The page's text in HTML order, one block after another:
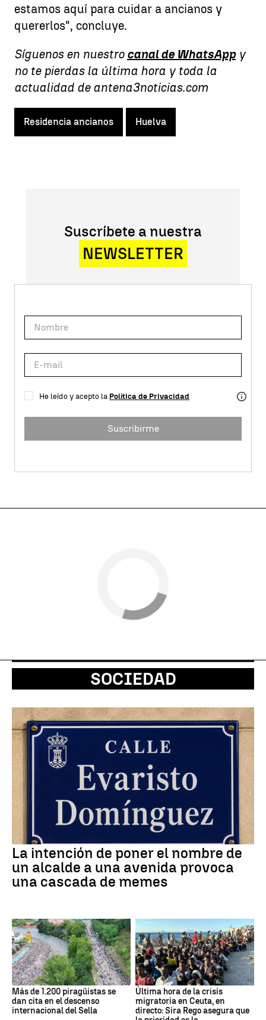
estamos aquí para cuidar a ancianos y
quererlos", concluye.
Síguenos en nuestro canal de WhatsAppy
no te pierdas la última hora y toda la
actualidad de antena3noticias.com
Residencia ancianos Huelva
Suscríbete a nuestra
NEWSLETTER
He leído y acepto la Política de Privacidad
Suscribirme
SOCIEDAD
La intención de poner el nombre de
un alcalde a una avenida provoca
una cascada de memes
Más de 1.200 piragüistas se
dan cita en el descenso
internacional del Sella
Última hora de la crisis
migratoria en Ceuta, en
directo: Sira Rego asegura que